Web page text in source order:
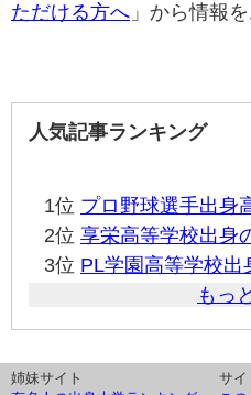
ただける方へ 」から情報
人気記事ランキング
1位 プロ野球選手出身
2位 享栄高等学校出身
3位 PL学園高等学校
もっ
姉妹サイト
サイ